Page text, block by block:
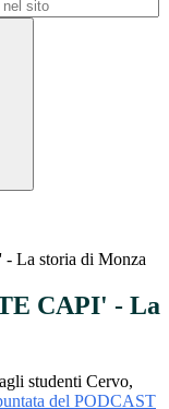
La storia di Monza
CAPI' - La
studenti Cervo,
del PODCAST